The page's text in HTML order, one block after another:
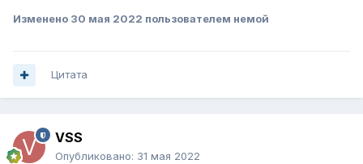
Изменено 30 мая 2022 пользователем немой
Цитата
VSS
Опубликовано: 31 мая 2022